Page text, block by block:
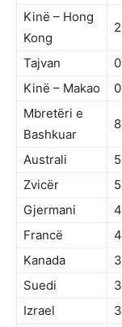
Kinë – Hong
Kong
2
Tajvan 0
Kinë – Makao
0
Mbretëri e
Bashkuar
8
Australi 5
Zvicër
5
Gjermani
4
Francë
4
Kanada
3
Suedi
3
Izrael
3